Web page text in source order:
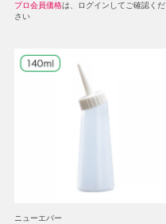
プロ会員価格は、ログインしてご確認くだ
さい
ニューエバー